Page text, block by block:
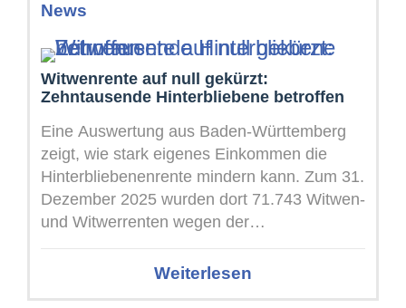
News
Witwenrente auf null gekürzt:
Zehntausende Hinterbliebene betroffen
Eine Auswertung aus Baden-Württemberg
zeigt, wie stark eigenes Einkommen die
Hinterbliebenenrente mindern kann. Zum 31.
Dezember 2025 wurden dort 71.743 Witwen-
und Witwerrenten wegen der
Einkommensanrechnung vollständig nicht
ausgezahlt. Von den ...
Weiterlesen